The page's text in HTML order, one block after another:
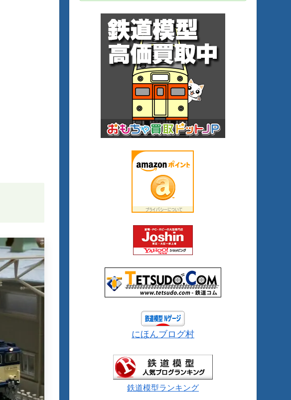
にほんブログ村
鉄道模型ランキング